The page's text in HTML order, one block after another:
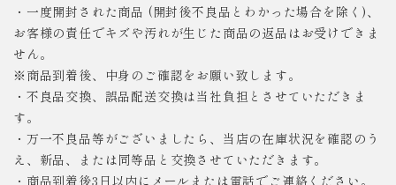
・一度開封された商品 (開封後不良品とわかった場合を除く)、
お客様の責任でキズや汚れが生じた商品の返品はお受けできま
せん。
※商品到着後、中身のご確認をお願い致します。
・不良品交換、誤品配送交換は当社負担とさせていただきま
す。
・万一不良品等がございましたら、当店の在庫状況を確認のう
え、新品、または同等品と交換させていただきます。
・商品到着後3日以内にメールまたは電話でご連絡ください。